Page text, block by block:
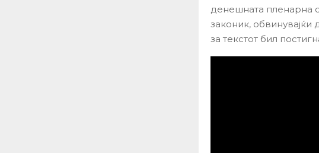
денешната пленарна
законик, обвинувајќи
за текстот бил